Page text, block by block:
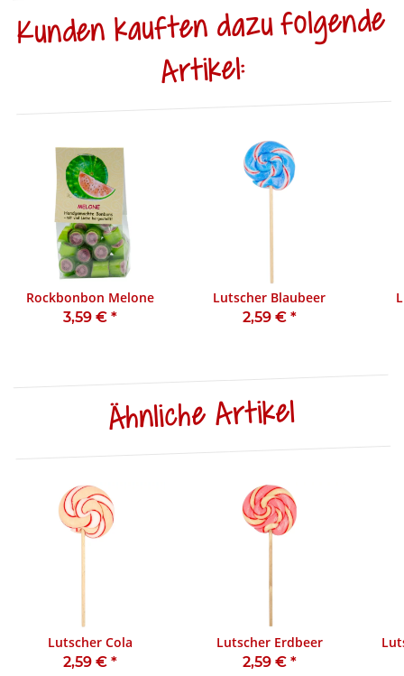
Kunden kauften dazu folgende
Artikel:
Rockbonbon Melone
3,59 € *
Lutscher Blaubeer
2,59 € *
Ähnliche Artikel
Lutscher Cola
2,59 € *
Lutscher Erdbeer
2,59 € *